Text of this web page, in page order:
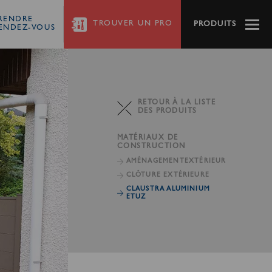
VOUS
TROUVER UN PRO PRODUITS
RETOUR À LA LISTE
DES PRODUITS
MATÉRIAUX DE
CONSTRUCTION
AMÉNAGEMENT EXTÉRIEUR
CLÔTURE EXTÉRIEURE
CLAUSTRA ALUMINIUM
ETUZ